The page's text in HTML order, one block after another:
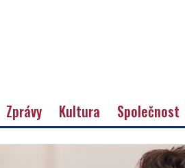
Zprávy Kultura Společnost